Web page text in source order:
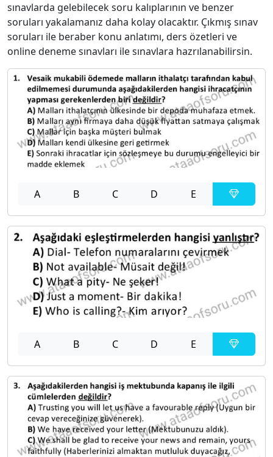
sınavlarda gelebilecek soru kalıplarının ve benzer
soruları yakalamanız daha kolay olacaktır. Çıkmış sınav
soruları ile beraber konu anlatımı, ders özetleri ve
online deneme sınavları ile sınavlara hazrılanabilirsin.
A B C D E
A B C D E